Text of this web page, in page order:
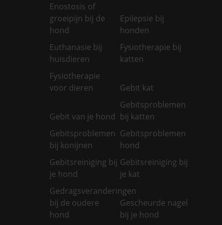
Enostosis of
groeipijn bij de
hond
Epilepsie bij
honden
Euthanasie bij
huisdieren
Fysiotherapie bij
katten
Fysiotherapie
voor dieren
Gebit kat
Gebit van je hond
Gebitsproblemen
bij katten
Gebitsproblemen
bij konijnen
Gebitsproblemen
hond
Gebitsreiniging bij
je hond
Gebitsreiniging bij
je kat
Gedragsveranderingen
bij de oudere
hond
Gescheurde nagel
bij je hond